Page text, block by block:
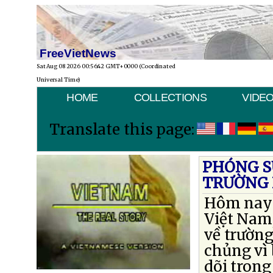
FreeVietNews
Sat Aug 08 2026 00:56:42 GMT+0000 (Coordinated
Universal Time)
HOME COLLECTIONS
Translate this page:
PHÓNG
Hôm
Việt
về
chủng vì
dõi